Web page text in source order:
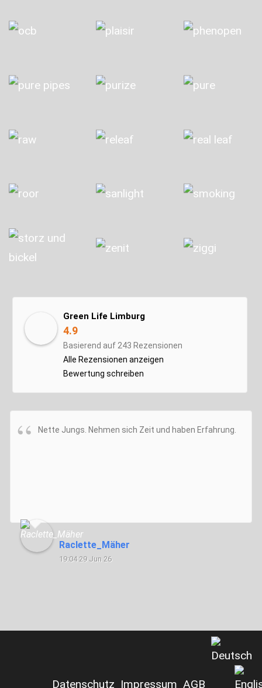
Green Life Limburg
4.9
Basierend auf 243 Rezensionen
Alle Rezensionen anzeigen
Bewertung schreiben
Nette Jungs. Nehmen sich Zeit und haben Erfahrung.
Raclette_Mäher
19:04 29 Jun 26
Datenschutz Impressum AGB